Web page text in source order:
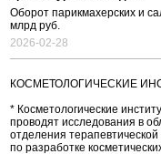
Оборот парикмахерских и
млрд руб.
2026-02-28
КОСМЕТОЛОГИЧЕСКИЕ
* Косметологические
проводят исследования в
отделения
по разработке